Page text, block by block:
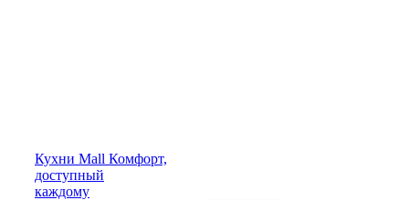
Кухни Mall Комфорт,
доступный
каждому